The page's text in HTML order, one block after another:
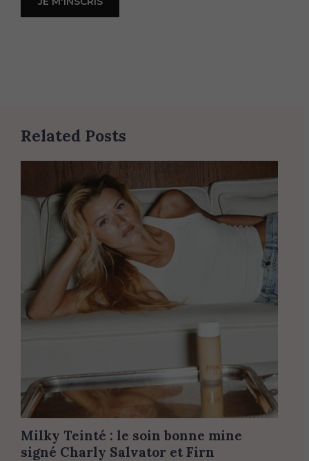
Related Posts
Milky Teinté : le soin bonne mine
signé Charly Salvator et Firn